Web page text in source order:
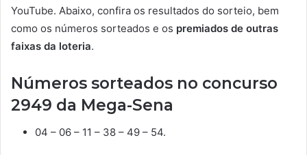
YouTube. Abaixo, confira os resultados do sorteio, bem
como os números sorteados e os premiados de outras
faixas da loteria.
Números sorteados no concurso
2949 da Mega-Sena
04 – 06 – 11 – 38 – 49 – 54.